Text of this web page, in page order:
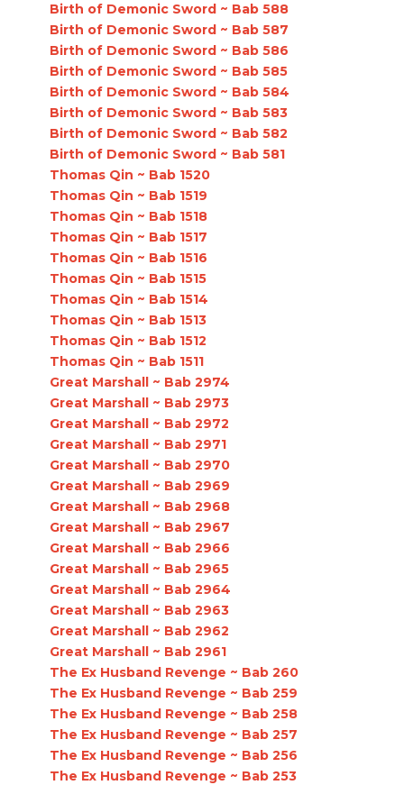
Birth of Demonic Sword ~ Bab 588
Birth of Demonic Sword ~ Bab 587
Birth of Demonic Sword ~ Bab 586
Birth of Demonic Sword ~ Bab 585
Birth of Demonic Sword ~ Bab 584
Birth of Demonic Sword ~ Bab 583
Birth of Demonic Sword ~ Bab 582
Birth of Demonic Sword ~ Bab 581
Thomas Qin ~ Bab 1520
Thomas Qin ~ Bab 1519
Thomas Qin ~ Bab 1518
Thomas Qin ~ Bab 1517
Thomas Qin ~ Bab 1516
Thomas Qin ~ Bab 1515
Thomas Qin ~ Bab 1514
Thomas Qin ~ Bab 1513
Thomas Qin ~ Bab 1512
Thomas Qin ~ Bab 1511
Great Marshall ~ Bab 2974
Great Marshall ~ Bab 2973
Great Marshall ~ Bab 2972
Great Marshall ~ Bab 2971
Great Marshall ~ Bab 2970
Great Marshall ~ Bab 2969
Great Marshall ~ Bab 2968
Great Marshall ~ Bab 2967
Great Marshall ~ Bab 2966
Great Marshall ~ Bab 2965
Great Marshall ~ Bab 2964
Great Marshall ~ Bab 2963
Great Marshall ~ Bab 2962
Great Marshall ~ Bab 2961
The Ex Husband Revenge ~ Bab 260
The Ex Husband Revenge ~ Bab 259
The Ex Husband Revenge ~ Bab 258
The Ex Husband Revenge ~ Bab 257
The Ex Husband Revenge ~ Bab 256
The Ex Husband Revenge ~ Bab 253